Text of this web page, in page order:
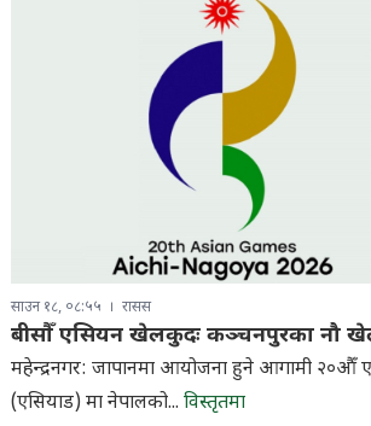
साउन १८, ०८:५५ रासस
बीसौँ एसियन खेलकुदः कञ्चनपुरका नौ
महेन्द्रनगर: जापानमा आयोजना हुने आगामी २०औँ
(एसियाड) मा नेपालको... विस्तृतमा